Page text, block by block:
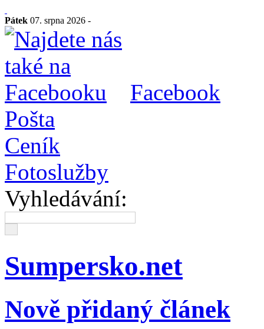
Pátek 07. srpna 2026 -
Facebook
Pošta
Ceník
Fotoslužby
Vyhledávání:
Sumpersko.net
Nově přidaný článek